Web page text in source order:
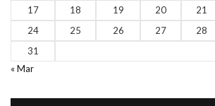
17
18 19 20 21
24
25 26 27 28
31
« Mar